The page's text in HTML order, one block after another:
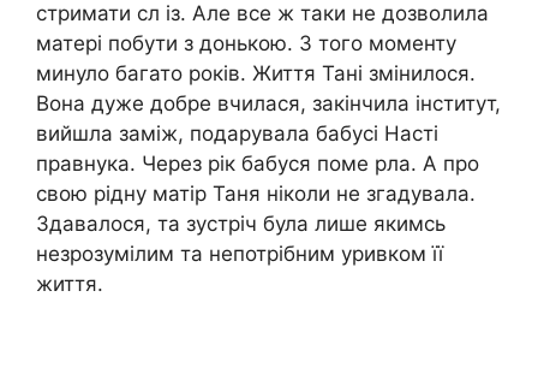
стримати сл із. Але все ж таки не дозволила
матері побути з донькою. З того моменту
минуло багато років. Життя Тані змінилося.
Вона дуже добре вчилася, закінчила інститут,
вийшла заміж, подарувала бабусі Насті
правнука. Через рік бабуся поме рла. А про
свою рідну матір Таня ніколи не згадувала.
Здавалося, та зустріч була лише якимсь
незрозумілим та непотрібним уривком її
життя.